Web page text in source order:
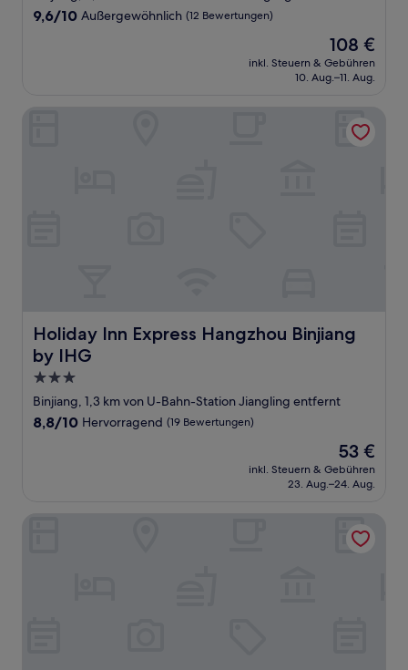
Unterkunft
9.6
9,6/10 Außergewöhnlich (12 Bewertungen)
Der
Preis
beträgt
108 €
inkl. Steuern & Gebühren
10. Aug.–11. Aug.
Holiday Inn Express Hangzhou Binjiang
by IHG
Holiday Inn Express Hangzhou Binjiang by IHG
3.0-
Sterne-
Unterkunft
Binjiang, 1,3 km von U-Bahn-Station Jiangling entfernt
8.8
8,8/10 Hervorragend (19 Bewertungen)
Der
Preis
beträgt
53 €
inkl. Steuern & Gebühren
23. Aug.–24. Aug.